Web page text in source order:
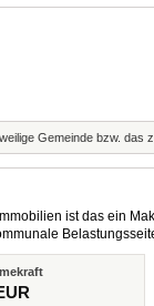
Gemeinde bzw. das
ist das ein